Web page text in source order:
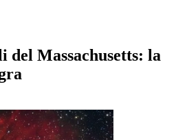
del Massachusetts: la